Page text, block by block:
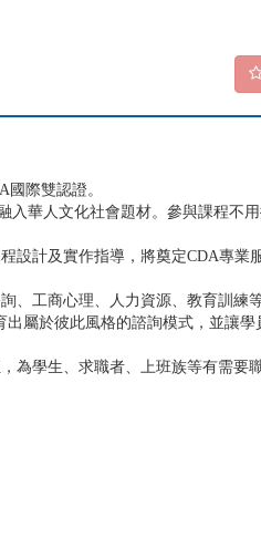
際雙認證。
入華人文化社會題材。參與課程不
設計及實作指導，將奠定CDA專業
、工商心理、人力資源、教育訓練
屬於彼此風格的諮詢模式，並讓學
為學生、求職者、上班族等有需要